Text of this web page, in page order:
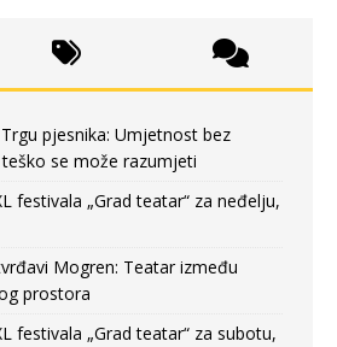
pjesnika: Umjetnost bez
se može razumjeti
festivala „Grad teatar“ za neđelju,
Mogren: Teatar između
prostora
festivala „Grad teatar“ za subotu,